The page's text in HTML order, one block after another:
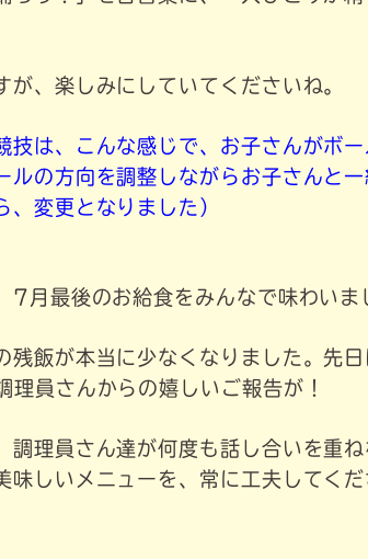
が、楽しみにしていてくださいね。
は、こんな感じで、お子さんがボ
ルの方向を調整しながらお子さんと一
、変更となりました）
7月最後のお給食をみんなで味わいま
残飯が本当に少なくなりました。先
理員さんからの嬉しいご報告が！
調理員さん達が何度も話し合いを重
味しいメニューを、常に工夫してく